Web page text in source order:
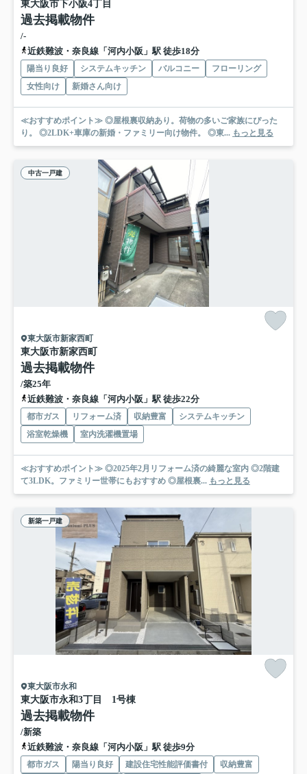
東大阪市下小阪4丁目
過去掲載物件
/-
近鉄難波・奈良線「河内小阪」駅 徒歩18分
陽当り良好 システムキッチン バルコニー
フローリング
女性向け
新婚さん向け
≪おすすめポイント≫ ◎屋根裏収納あり。荷物の多いご家族にぴった
り。 ◎2LDK+車庫の新婚・ファミリー向け物件。 ◎東... もっと見る
中古一戸建
東大阪市新家西町
東大阪市新家西町
過去掲載物件
/築25年
近鉄難波・奈良線「河内小阪」駅 徒歩22分
都市ガス リフォーム済 収納豊富
システムキッチン
浴室乾燥機
室内洗濯機置場
≪おすすめポイント≫ ◎2025年2月リフォーム済の綺麗な室内 ◎2階建
て3LDK。ファミリー世帯にもおすすめ ◎屋根裏... もっと見る
新築一戸建
東大阪市永和
東大阪市永和3丁目 1号棟
過去掲載物件
/新築
近鉄難波・奈良線「河内小阪」駅 徒歩9分
都市ガス 陽当り良好 建設住宅性能評価書付
収納豊富